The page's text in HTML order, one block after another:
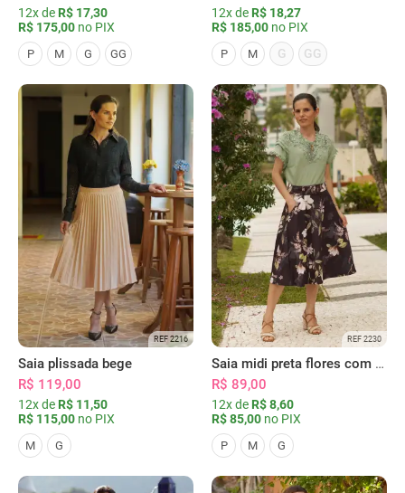
12x de R$ 17,30
R$ 175,00 no PIX
P M G GG
12x de R$ 18,27
R$ 185,00 no PIX
P M G GG
REF 2216
Saia plissada bege
R$ 119,00
12x de R$ 11,50
R$ 115,00 no PIX
M G
REF 2230
Saia midi preta flores com bolsos
R$ 89,00
12x de R$ 8,60
R$ 85,00 no PIX
P M G